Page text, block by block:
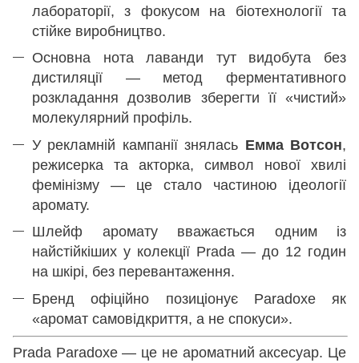
лабораторії, з фокусом на біотехнології та
стійке виробництво.
Основна нота лаванди тут видобута без
дистиляції — метод ферментативного
розкладання дозволив зберегти її «чистий»
молекулярний профіль.
У рекламній кампанії знялась Емма Вотсон,
режисерка та акторка, символ нової хвилі
фемінізму — це стало частиною ідеології
аромату.
Шлейф аромату вважається одним із
найстійкіших у колекції Prada — до 12 годин
на шкірі, без перевантаження.
Бренд офіційно позиціонує Paradoxe як
«аромат самовідкриття, а не спокуси».
Prada Paradoxe — це не ароматний аксесуар. Це